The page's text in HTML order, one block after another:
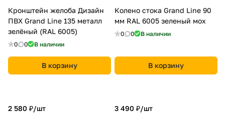
Кронштейн желоба Дизайн
ПВХ Grand Line 135 металл
зелёный (RAL 6005)
0 0 В наличии
В корзину
Колено стока Grand Line 90
мм RAL 6005 зеленый мох
0 0 В наличии
В корзину
2 580 ₽/шт
3 490 ₽/шт